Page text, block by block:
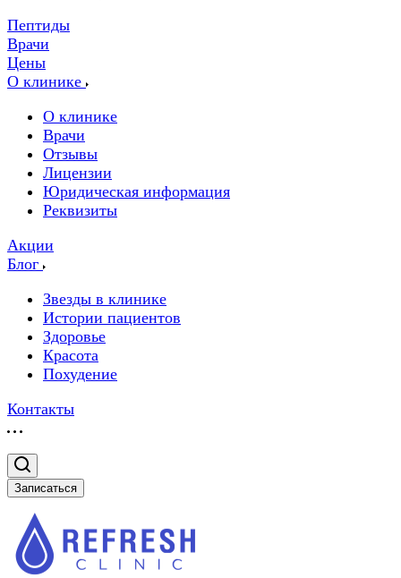
Пептиды
Врачи
Цены
О клинике
О клинике
Врачи
Отзывы
Лицензии
Юридическая информация
Реквизиты
Акции
Блог
Звезды в клинике
Истории пациентов
Здоровье
Красота
Похудение
Контакты
Записаться